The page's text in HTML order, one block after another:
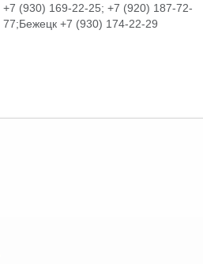
+7 (930) 169-22-25; +7 (920) 187-72-
77;Бежецк +7 (930) 174-22-29